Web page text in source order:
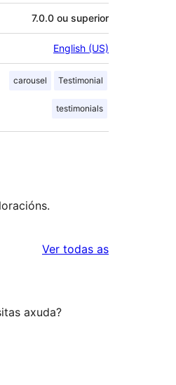
7.0.0 ou superior
English (US)
carousel Testimonial
testimonials
Ver todas asvaloracións
axuda?